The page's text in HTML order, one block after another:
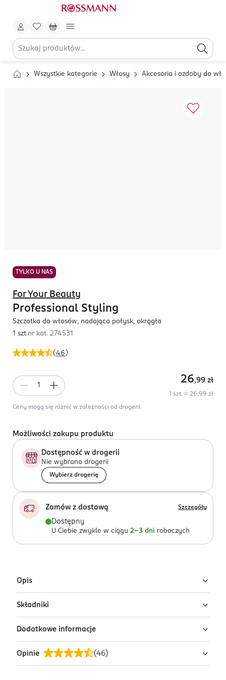
Wszystkie kategorie Włosy Akcesoria i ozdoby do
TYLKO U NAS
(46 )
For Your Beauty
Professional Styling
Szczotka do włosów, nadająca połysk, okrągła
1 szt.nr kat. 274531
26,99 zł
1 szt. = 26,99 zł
Ceny mogą się różnić w zależności od drogerii.
Możliwości zakupu produktu
Dostępność w drogerii
Nie wybrano drogerii
Wybierz drogerię
Zamów z dostawą Szczegóły
Dostępny
U Ciebie zwykle w ciągu 2-3 dni roboczych
Opis
Profesjonalna szczotka okrągła nadająca połysk dzięki
skośnie rozmieszczonemu naturalnemu włosiu dociera
do wyjątkowo dużej liczby włosów i idealnie nadaje się
do cienkich włosów i cieniowanych fryzur. Skośnie
rozmieszczone czyste naturalne włosie pozwala
doskonale zapanować nad włosami i nadać fryzurze
Składniki
Z włosia dzika oraz z włosiem z tworzywa sztucznego
wzbogaconego turmalinem.
Dodatkowe informacje
PRZYGOTOWANIE I STOSOWANIE
Wskazówki dotyczące pielęgnacji:
Opinie (46)